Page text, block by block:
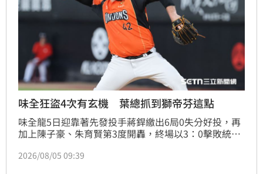
味全狂盜4次有玄機 葉總抓到獅帝芬這點
味全龍5日迎靠著先發投手蔣銲繳出6局0失分好投，再
加上陳子豪、朱育賢第3度開轟，終場以3：0擊敗統一
術，直言是因為有觀察到獅帝芬投球較慢。
2026/08/05 09:39